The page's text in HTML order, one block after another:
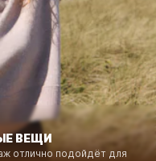
ВЕЩИ
отлично подойдёт для